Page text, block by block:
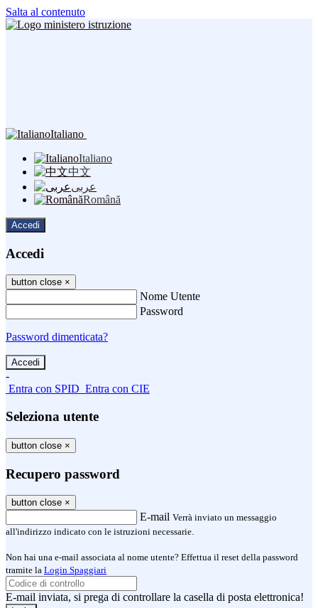
Salta al contenuto
Italiano
Italiano
中文
عربى
Română
Accedi
Accedi
button close ×
Nome Utente
Password
Password dimenticata?
-
Entra con SPID Entra con CIE
Seleziona utente
button close ×
Recupero password
button close ×
E-mail Verrà inviato un messaggio
all'indirizzo indicato con le istruzioni necessarie.
Non hai una e-mail associata al nome utente? Effettua il reset della password
tramite la Login Spaggiari
E-mail inviata, si prega di controllare la casella di posta elettronica!